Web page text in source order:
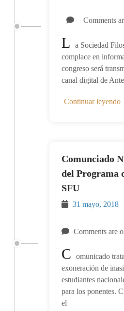
Comments
L
a Sociedad
complace en
congreso será
canal digital de
Continuar leyendo
Comunciado
del Programa
SFU
31 mayo, 2018
Comments are
C
omunicado
exoneración de
estudiantes
para los ponentes.
el